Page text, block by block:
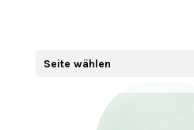
Seite wählen